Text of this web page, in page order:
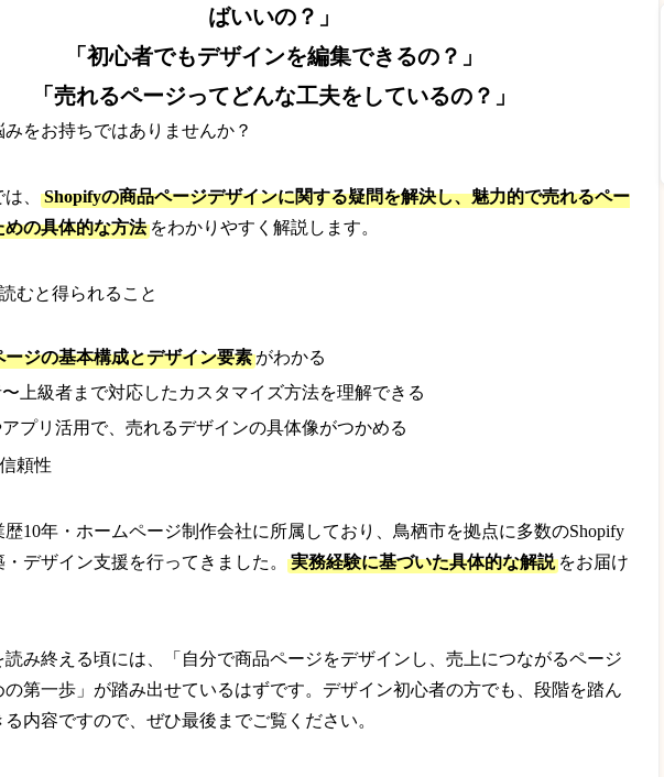
ばいいの？」
「初心者でもデザインを編集できるの？」
「売れるページってどんな工夫をしているの？」
みをお持ちではありませんか？
、
Shopifyの商品ページデザインに関する疑問を解決し、魅力的で売れるペー
めの具体的な方法 をわかりやすく解説します。
むと得られること
ージの基本構成とデザイン要素 がわかる
上級者まで対応したカスタマイズ方法を理解できる
プリ活用で、売れるデザインの具体像がつかめる
頼性
10年・ホームページ制作会社に所属しており、鳥栖市を拠点に多数のShopify
デザイン支援を行ってきました。
実務経験に基づいた具体的な解説 をお届け
読み終える頃には、「自分で商品ページをデザインし、売上につながるページ
の第一歩」が踏み出せているはずです。デザイン初心者の方でも、段階を踏ん
内容ですので、ぜひ最後までご覧ください。